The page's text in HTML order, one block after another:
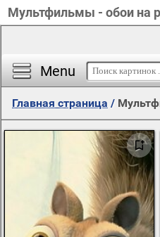
Мультфильмы - обои на
Menu
Главная страница /